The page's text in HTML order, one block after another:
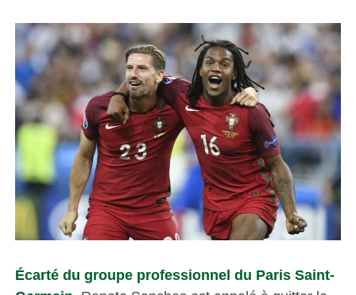
Écarté du groupe professionnel du Paris Saint-